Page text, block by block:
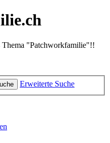
Thema "Patchworkfamilie"!!
Erweiterte Suche